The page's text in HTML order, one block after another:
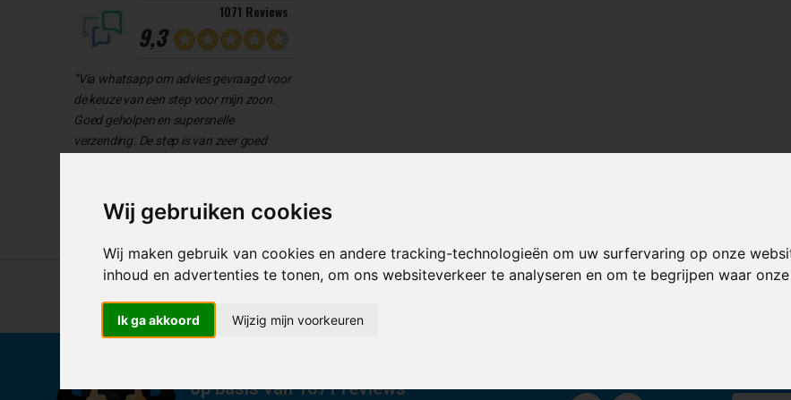
Wij gebruiken cookies
Wij maken gebruik van cookies en andere tracking-technologieën om uw surfervaring op onze
inhoud en advertenties te tonen, om ons websiteverkeer te analyseren en om te begrijpen waar
Ik ga akkoord Wijzig mijn voorkeuren
9,3
1071 Reviews
“Via whatsapp om advies gevraagd voor
de keuze van een step voor mijn zoon.
Goed geholpen en supersnelle
verzending. De step is van zeer goed
op basis van 1071 reviews